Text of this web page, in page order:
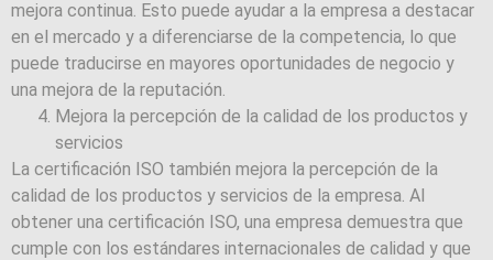
mejora continua. Esto puede ayudar a la empresa a destacar
en el mercado y a diferenciarse de la competencia, lo que
puede traducirse en mayores oportunidades de negocio y
una mejora de la reputación.
Mejora la percepción de la calidad de los productos y
servicios
La certificación ISO también mejora la percepción de la
calidad de los productos y servicios de la empresa. Al
obtener una certificación ISO, una empresa demuestra que
cumple con los estándares internacionales de calidad y que